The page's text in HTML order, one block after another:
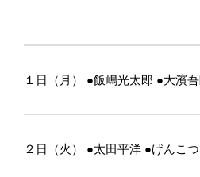
１日（月） ●飯嶋光太郎 ●大濱
２日（火） ●太田平洋 ●げんこつ